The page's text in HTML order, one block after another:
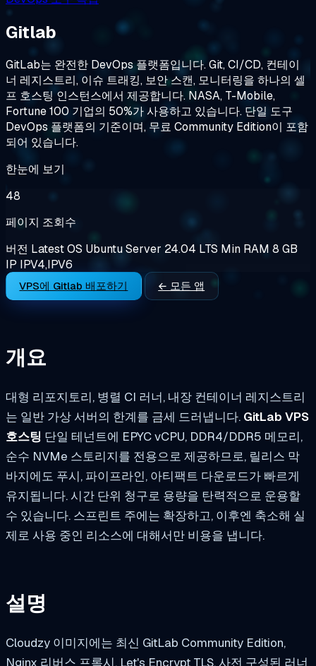
Gitlab
GitLab는 완전한 DevOps 플랫폼입니다. Git, CI/CD, 컨테이
너 레지스트리, 이슈 트래킹, 보안 스캔, 모니터링을 하나의 셀
프 호스팅 인스턴스에서 제공합니다. NASA, T-Mobile,
Fortune 100 기업의 50%가 사용하고 있습니다. 단일 도구
DevOps 플랫폼의 기준이며, 무료 Community Edition이 포함
되어 있습니다.
한눈에 보기
48
페이지 조회수
버전 LatestOS Ubuntu Server 24.04 LTS Min RAM 8 GB
IP IPV4,IPV6
VPS에 Gitlab 배포하기 ← 모든 앱
개요
대형 리포지토리, 병렬 CI 러너, 내장 컨테이너 레지스트리
는 일반 가상 서버의 한계를 금세 드러냅니다. GitLab VPS
호스팅 단일 테넌트에 EPYC vCPU, DDR4/DDR5 메모리,
순수 NVMe 스토리지를 전용으로 제공하므로, 릴리스 막
바지에도 푸시, 파이프라인, 아티팩트 다운로드가 빠르게
유지됩니다. 시간 단위 청구로 용량을 탄력적으로 운용할
수 있습니다. 스프린트 주에는 확장하고, 이후엔 축소해 실
제로 사용 중인 리소스에 대해서만 비용을 냅니다.
설명
Cloudzy 이미지에는 최신 GitLab Community Edition,
Nginx 리버스 프록시, Let's Encrypt TLS, 사전 구성된 러너